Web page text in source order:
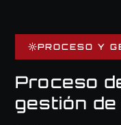
PROCESO Y
Proceso
gestión